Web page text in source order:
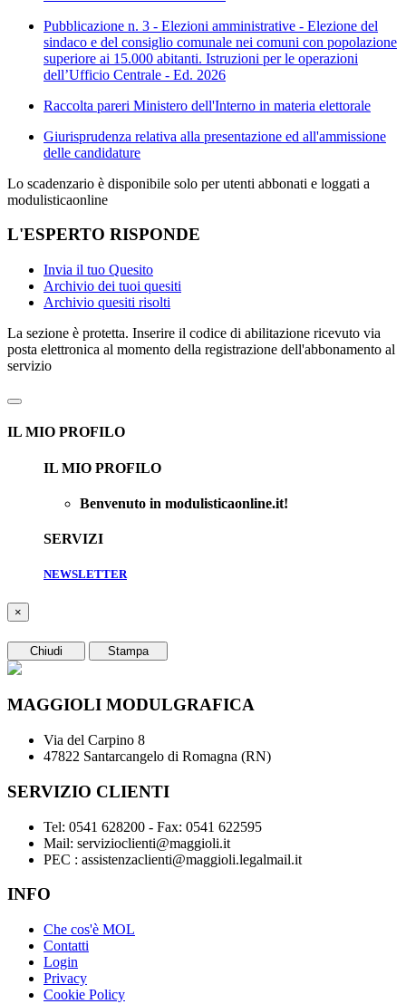
Pubblicazione n. 3 - Elezioni amministrative - Elezione del
sindaco e del consiglio comunale nei comuni con popolazione
superiore ai 15.000 abitanti. Istruzioni per le operazioni
dell’Ufficio Centrale - Ed. 2026
Raccolta pareri Ministero dell'Interno in materia elettorale
Giurisprudenza relativa alla presentazione ed all'ammissione
delle candidature
Lo scadenzario è disponibile solo per utenti abbonati e loggati a
modulisticaonline
L'ESPERTO RISPONDE
Invia il tuo Quesito
Archivio dei tuoi quesiti
Archivio quesiti risolti
La sezione è protetta. Inserire il codice di abilitazione ricevuto via
posta elettronica al momento della registrazione dell'abbonamento al
servizio
IL MIO PROFILO
IL MIO PROFILO
Benvenuto in modulisticaonline.it!
SERVIZI
NEWSLETTER
×
Chiudi Stampa
MAGGIOLI MODULGRAFICA
Via del Carpino 8
47822 Santarcangelo di Romagna (RN)
SERVIZIO CLIENTI
Tel: 0541 628200 - Fax: 0541 622595
Mail: servizioclienti@maggioli.it
PEC : assistenzaclienti@maggioli.legalmail.it
INFO
Che cos'è MOL
Contatti
Login
Privacy
Cookie Policy